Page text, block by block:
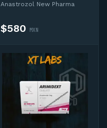
Anastrozol New Pharma
$580 MXN